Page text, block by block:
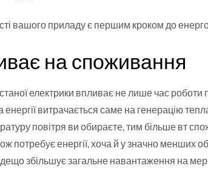
вашого приладу є першим кроком до
на споживання
електрики впливає не лише час роботи
витрачається саме на генерацію
повітря ви обираєте, тим більше вт
потребує енергії, хоча й у значно менших
дещо збільшує загальне навантаження на